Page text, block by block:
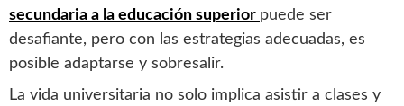
secundaria a la educación superior puede ser
desafiante, pero con las estrategias adecuadas, es
posible adaptarse y sobresalir.
La vida universitaria no solo implica asistir a clases y